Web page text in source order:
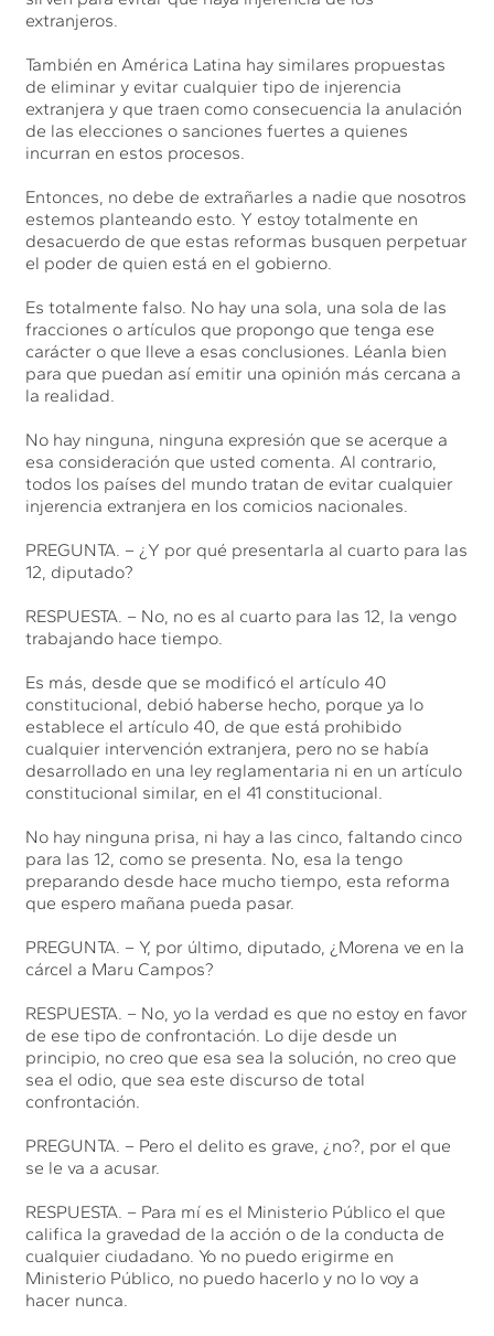
extranjeros.
También en América Latina hay similares propuestas
de eliminar y evitar cualquier tipo de injerencia
extranjera y que traen como consecuencia la anulación
de las elecciones o sanciones fuertes a quienes
incurran en estos procesos.
Entonces, no debe de extrañarles a nadie que nosotros
estemos planteando esto. Y estoy totalmente en
desacuerdo de que estas reformas busquen perpetuar
el poder de quien está en el gobierno.
Es totalmente falso. No hay una sola, una sola de las
fracciones o artículos que propongo que tenga ese
carácter o que lleve a esas conclusiones. Léanla bien
para que puedan así emitir una opinión más cercana a
la realidad.
No hay ninguna, ninguna expresión que se acerque a
esa consideración que usted comenta. Al contrario,
todos los países del mundo tratan de evitar cualquier
injerencia extranjera en los comicios nacionales.
PREGUNTA. – ¿Y por qué presentarla al cuarto para las
12, diputado?
RESPUESTA. – No, no es al cuarto para las 12, la vengo
trabajando hace tiempo.
Es más, desde que se modificó el artículo 40
constitucional, debió haberse hecho, porque ya lo
establece el artículo 40, de que está prohibido
cualquier intervención extranjera, pero no se había
desarrollado en una ley reglamentaria ni en un artículo
constitucional similar, en el 41 constitucional.
No hay ninguna prisa, ni hay a las cinco, faltando cinco
para las 12, como se presenta. No, esa la tengo
preparando desde hace mucho tiempo, esta reforma
que espero mañana pueda pasar.
PREGUNTA. – Y, por último, diputado, ¿Morena ve en la
cárcel a Maru Campos?
RESPUESTA. – No, yo la verdad es que no estoy en favor
de ese tipo de confrontación. Lo dije desde un
principio, no creo que esa sea la solución, no creo que
sea el odio, que sea este discurso de total
confrontación.
PREGUNTA. – Pero el delito es grave, ¿no?, por el que
se le va a acusar.
RESPUESTA. – Para mí es el Ministerio Público el que
califica la gravedad de la acción o de la conducta de
cualquier ciudadano. Yo no puedo erigirme en
Ministerio Público, no puedo hacerlo y no lo voy a
hacer nunca.